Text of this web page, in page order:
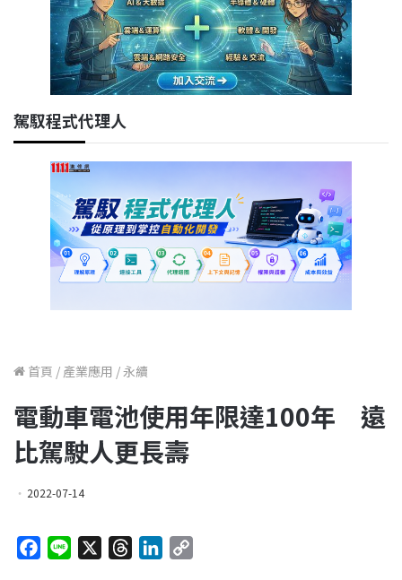
駕馭程式代理人